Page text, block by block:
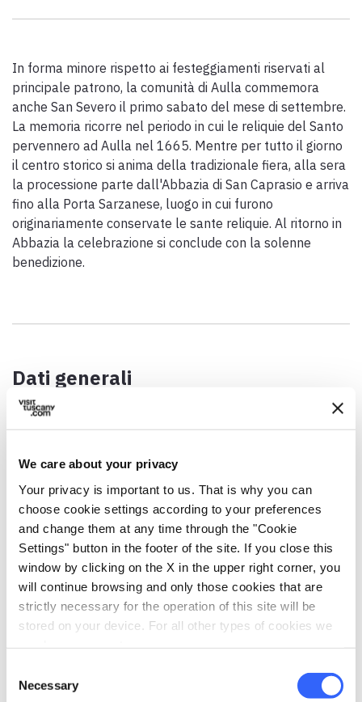
We care about your privacy
Your privacy is important to us. That is why you can
choose cookie settings according to your preferences
and change them at any time through the "Cookie
Settings" button in the footer of the site. If you close this
window by clicking on the X in the upper right corner, you
will continue browsing and only those cookies that are
strictly necessary for the operation of this site will be
stored on your device. For all other types of cookies we
Selection
Necessary
la Via Francigena Toscana.
ITALIANO keyboard_arrow_up
In forma minore rispetto ai festeggiamenti riservati al
principale patrono, la comunità di Aulla commemora
anche San Severo il primo sabato del mese di settembre.
La memoria ricorre nel periodo in cui le reliquie del Santo
pervennero ad Aulla nel 1665. Mentre per tutto il giorno
il centro storico si anima della tradizionale fiera, alla sera
la processione parte dall'Abbazia di San Caprasio e arriva
fino alla Porta Sarzanese, luogo in cui furono
originariamente conservate le sante reliquie. Al ritorno in
Abbazia la celebrazione si conclude con la solenne
benedizione.
Dati generali
Data / Periodo
1° sabato di settembre
Indirizzo
SP14, 6, 54011 Aulla MS, Italia
Comune
Aulla (MS)
Coordinate GPS
44.207375,9.967589
Referente
0187 420148